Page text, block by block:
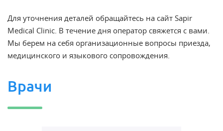
Для уточнения деталей обращайтесь на сайт Sapir
Medical Clinic. В течение дня оператор свяжется с вами.
Мы берем на себя организационные вопросы приезда,
медицинского и языкового сопровождения.
Врачи